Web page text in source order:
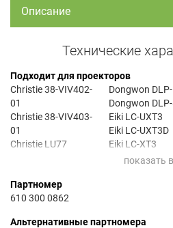
Описание
Технические
Подходит для проекторов
Christie 38-VIV402-
01
Christie 38-VIV403-
01
Christie LU77
Dongwon
Dongwon
Eiki LC-UXT3
Eiki LC-UXT3D
Eiki LC-XT3
Eiki LC-XT3D
Партномер
610 300 0862
Альтернативные партномера